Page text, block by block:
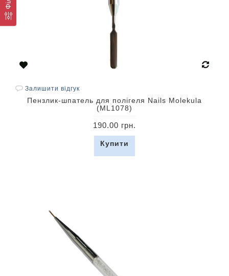
Залишити відгук
Пензлик-шпатель для полігеля Nails Molekula
(ML1078)
190.00 грн.
Купити